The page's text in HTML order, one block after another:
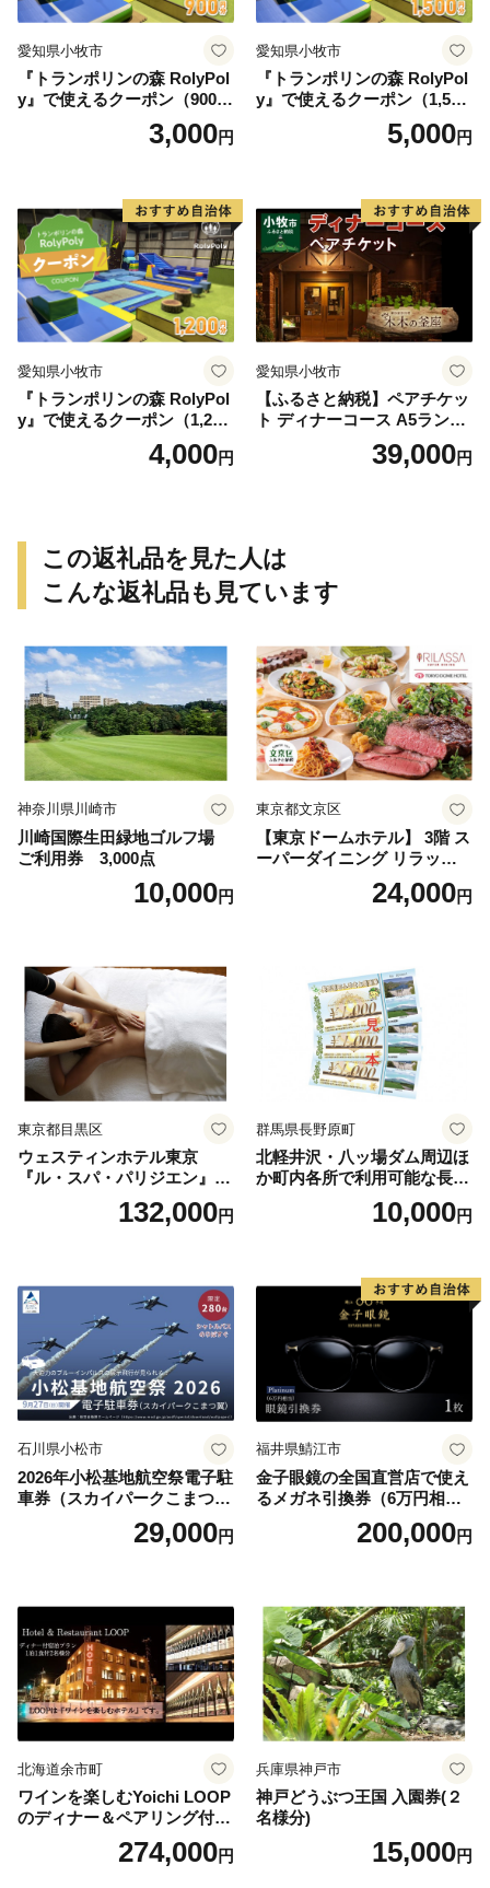
愛知県小牧市
『トランポリンの森 RolyPol
y』で使えるクーポン（900
3,000円
愛知県小牧市
『トランポリンの森 RolyPol
y』で使えるクーポン（1,500
5,000円
愛知県小牧市
『トランポリンの森 RolyPol
y』で使えるクーポン（1,200
4,000円
愛知県小牧市
【ふるさと納税】ペアチケッ
ト ディナーコース A5ランク
飛騨牛 コース 記念日 お誕生
日 特別な日 完全個室 ノンア
県 小牧市 送料無料
39,000円
この返礼品を見た人は
こんな返礼品も見ています
神奈川県川崎市
川崎国際生田緑地ゴルフ場
ご利用券 3,000点
10,000円
東京都文京区
【東京ドームホテル】 3階 ス
ーパーダイニング リラッサ
ランチブッフェ お食事券 大
人1名様分 関東 東京 ご利用
24,000円
東京都目黒区
ウェスティンホテル東京
『ル・スパ・パリジエン』選
べるボディセラピー90分/1名
132,000円
群馬県長野原町
北軽井沢・八ッ場ダム周辺ほ
か町内各所で利用可能な長野
原町ふるさと感謝券（3,000
円分）【トラベル 観光 旅行
10,000円
石川県小松市
2026年小松基地航空祭電子駐
車券（スカイパークこまつ
翼） 駐車場 シャトルバスの
りばすぐ 石川県 小松市
29,000円
福井県鯖江市
金子眼鏡の全国直営店で使え
るメガネ引換券（6万円相
当） Platinum200,000円
北海道余市町
ワインを楽しむYoichi LOOP
のディナー＆ペアリング付宿
泊プラン＜デラックスツイン
274,000円
兵庫県神戸市
神戸どうぶつ王国 入園券(２
名様分)
15,000円